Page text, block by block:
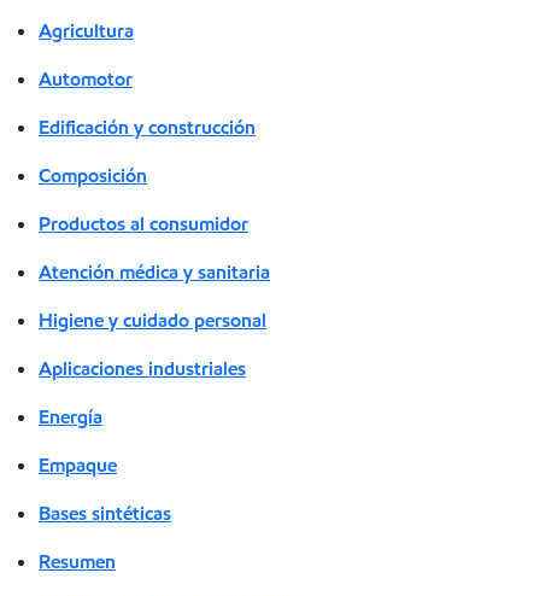
Agricultura
Automotor
Edificación y construcción
Composición
Productos al consumidor
Atención médica y sanitaria
Higiene y cuidado personal
Aplicaciones industriales
Energía
Empaque
Bases sintéticas
Resumen